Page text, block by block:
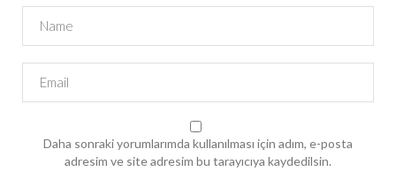
Daha sonraki yorumlarımda kullanılması için adım, e-posta
adresim ve site adresim bu tarayıcıya kaydedilsin.